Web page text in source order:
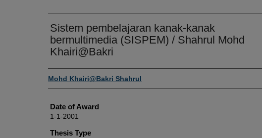
Sistem pembelajaran kanak-kanak
bermultimedia (SISPEM) / Shahrul Mohd
Khairi@Bakri
Author
Mohd Khairi@Bakri Shahrul
Date of Award
1-1-2001
Thesis Type